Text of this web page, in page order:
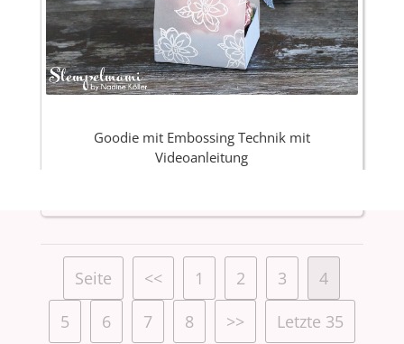
Goodie mit Embossing Technik mit
Videoanleitung
Seite << 1 2 3
4
5
6 7 8 >> Letzte 35